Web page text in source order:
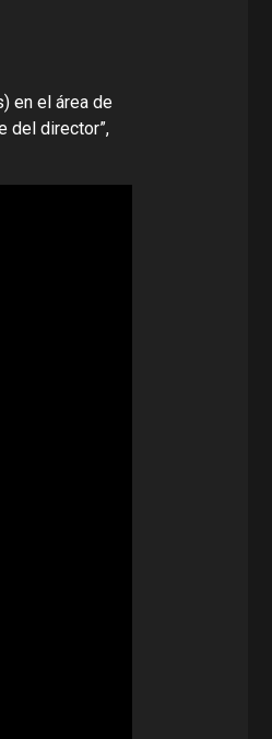
en el área de
del director”,